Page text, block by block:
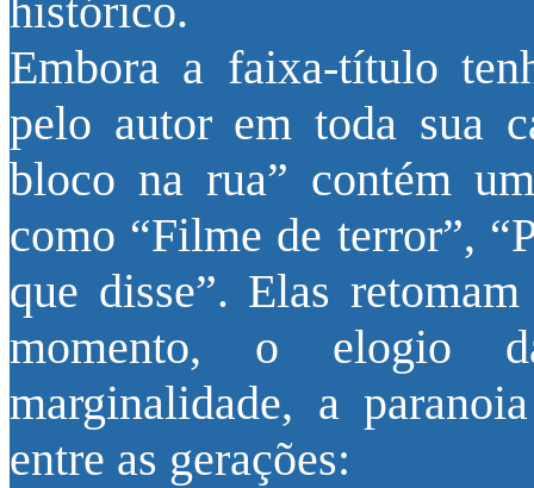
histórico.
Embora a faixa-título
pelo autor em toda sua
bloco na rua” contém
como “Filme de terror”,
que disse”. Elas
momento, o elogio
marginalidade, a
entre as gerações: